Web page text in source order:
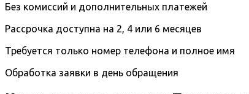
Без комиссий и дополнительных платежей
Рассрочка доступна на 2, 4 или 6 месяцев
Требуется только номер телефона и полное имя
Обработка заявки в день обращения